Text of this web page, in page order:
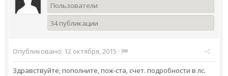
Пользователи
34 публикации
Опубликовано: 12 октября, 2015 ·
Здравствуйте, пополните, пож-ста, счет. подробности в лс.